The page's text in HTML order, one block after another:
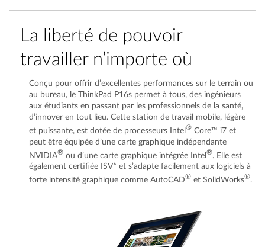
La liberté de pouvoir
travailler n’importe où
Conçu pour offrir d’excellentes performances sur le terrain ou
au bureau, le ThinkPad P16s permet à tous, des ingénieurs
aux étudiants en passant par les professionnels de la santé,
d’innover en tout lieu. Cette station de travail mobile, légère
et puissante, est dotée de processeurs Intel® Core™ i7 et
peut être équipée d’une carte graphique indépendante
NVIDIA® ou d’une carte graphique intégrée Intel®. Elle est
également certifiée ISV* et s’adapte facilement aux logiciels à
forte intensité graphique comme AutoCAD® et SolidWorks®.